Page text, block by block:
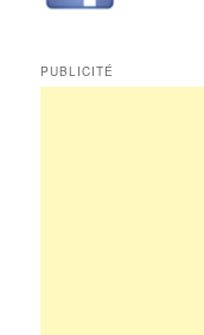
PUBLICITÉ